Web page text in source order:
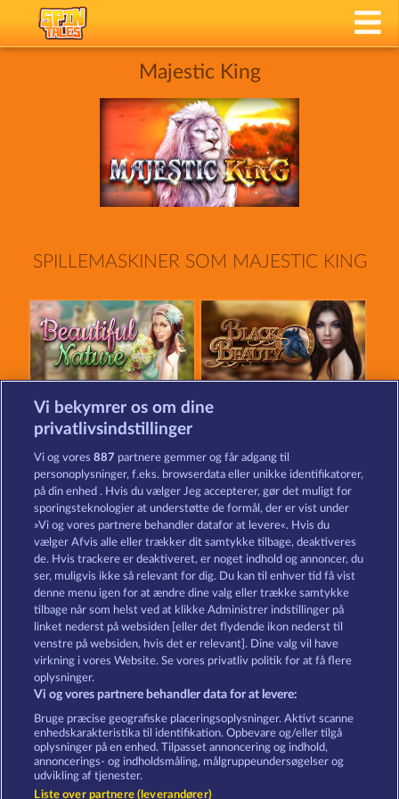
Majestic King
SPILLEMASKINER SOM MAJESTIC KING
Beautiful Nature Black Beauty
Duck Shooter Atlantic Wilds
Vilkår og betingelser Datasikkerhed
Kontakt Virksomhed FAQ
Tilsluttet program
Indsend anmodning om tilbagetrækning
Vi bekymrer os om dine
privatlivsindstillinger
Vi og vores887 partnere gemmer og får adgang til
personoplysninger, f.eks. browserdata eller unikke identifikatorer,
på din enhed . Hvis du vælger Jeg accepterer, gør det muligt for
sporingsteknologier at understøtte de formål, der er vist under
»Vi og vores partnere behandler datafor at levere«. Hvis du
vælger Afvis alle eller trækker dit samtykke tilbage, deaktiveres
de. Hvis trackere er deaktiveret, er noget indhold og annoncer, du
ser, muligvis ikke så relevant for dig. Du kan til enhver tid få vist
denne menu igen for at ændre dine valg eller trække samtykke
tilbage når som helst ved at klikke Administrer indstillinger på
linket nederst på websiden [eller det flydende ikon nederst til
venstre på websiden, hvis det er relevant]. Dine valg vil have
virkning i vores Website. Se vores privatliv politik for at få flere
oplysninger.
Vi og vores partnere behandler data for at levere:
Bruge præcise geografiske placeringsoplysninger. Aktivt scanne
enhedskarakteristika til identifikation. Opbevare og/eller tilgå
oplysninger på en enhed. Tilpasset annoncering og indhold,
annoncerings- og indholdsmåling, målgruppeundersøgelser og
udvikling af tjenester.
Liste over partnere (leverandører)